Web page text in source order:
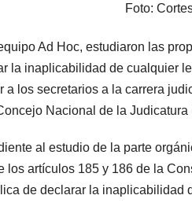
Foto:
Ad Hoc, estudiaron las
la inaplicabilidad de cualquier
a los secretarios a la carrera
Nacional de la Judicatura
al estudio de la parte
los artículos 185 y 186 de la
de declarar la